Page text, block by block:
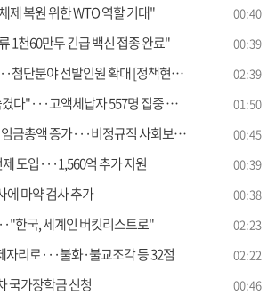
제 복원 위한 WTO 역할 기대" 00:40
1천60만두 긴급 백신 접종 완료" 00:39
단분야 선발인원 확대 [정책현장+] 02:39
"···고액체납자 557명 집중 추적 01:50
액 증가···비정규직 사회보험 가입률 ↑ 00:45
도입···1,560억 추가 지원 00:39
에 마약 검사 추가 00:38
한국, 세계인 버킷리스트로" 02:23
자리로···불화·불교조각 등 32점 02:22
국가장학금 신청 00:46